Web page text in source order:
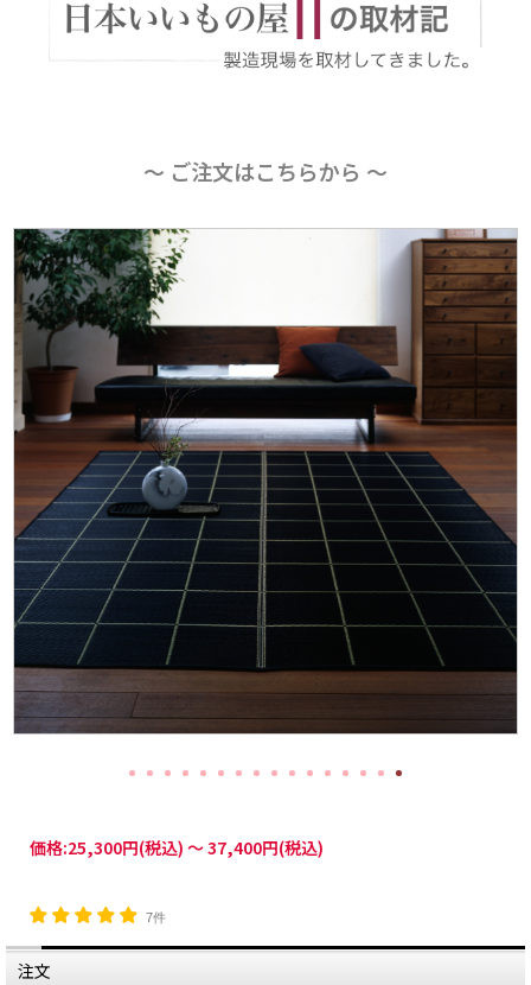
〜 ご注文はこちらから 〜
価格:25,300円(税込) ～37,400円(税込)
7件
注文